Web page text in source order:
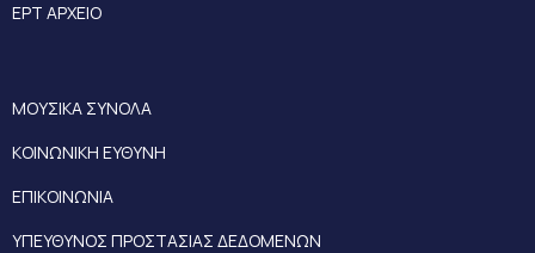
ΕΡΤ ΑΡΧΕΙΟ
ΜΟΥΣΙΚΑ ΣΥΝΟΛΑ
ΚΟΙΝΩΝΙΚΗ ΕΥΘΥΝΗ
ΕΠΙΚΟΙΝΩΝΙΑ
ΥΠΕΥΘΥΝΟΣ ΠΡΟΣΤΑΣΙΑΣ ΔΕΔΟΜΕΝΩΝ